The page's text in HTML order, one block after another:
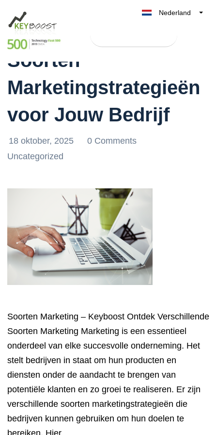
Nederland
België
UK
Ontdek de Diverse
Soorten
Marketingstrategieën
voor Jouw Bedrijf
18 oktober, 2025
0 Comments
Uncategorized
Soorten Marketing – Keyboost Ontdek Verschillende
Soorten Marketing Marketing is een essentieel
onderdeel van elke succesvolle onderneming. Het
stelt bedrijven in staat om hun producten en
diensten onder de aandacht te brengen van
potentiële klanten en zo groei te realiseren. Er zijn
verschillende soorten marketingstrategieën die
bedrijven kunnen gebruiken om hun doelen te
bereiken. Hier